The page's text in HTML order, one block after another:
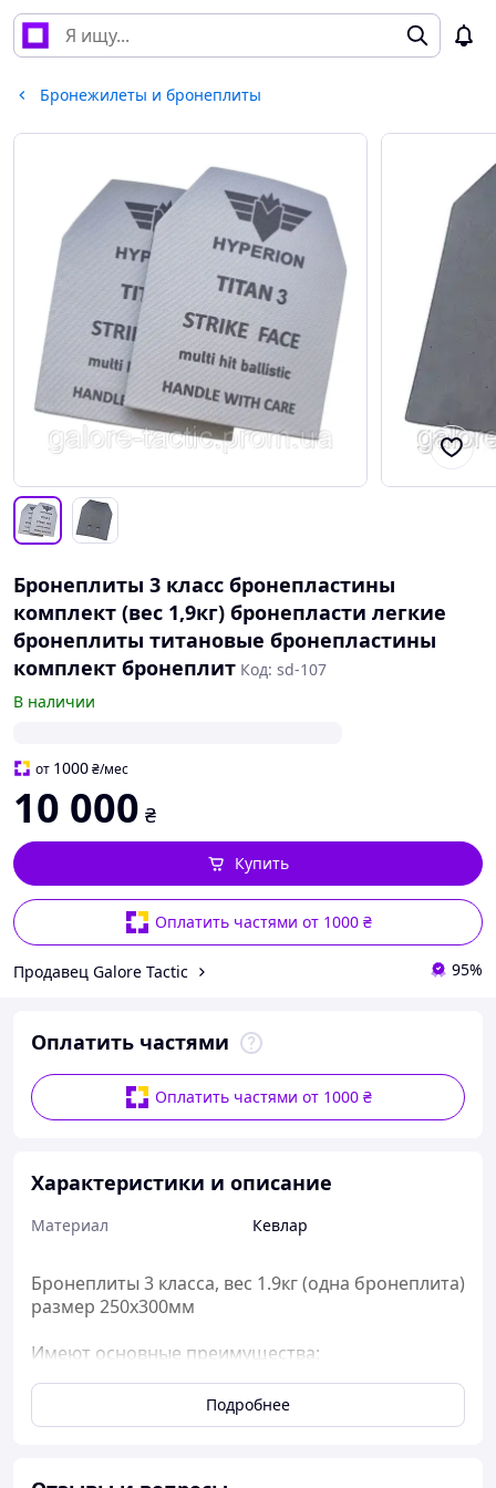
Бронежилеты и бронеплиты
Бронеплиты 3 класс бронепластины
комплект (вес 1,9кг) бронепласти легкие
бронеплиты титановые бронепластины
комплект бронеплит Код: sd-107
В наличии
от 1000₴/мес
10 000 ₴
Оплатить частями от 1000 ₴
Купить
Продавец Galore Tactic 95%
Оплатить частями
Оплатить частями от 1000 ₴
Характеристики и описание
Материал Кевлар
Бронеплиты 3 класса, вес 1.9кг (одна бронеплита)
размер 250х300мм
Имеют основные преимущества:
Легкие и многоразовые
Выдерживают автоматные очереди, вместо
одиночных выстрелов (в реальном бою стреляют
Подробнее